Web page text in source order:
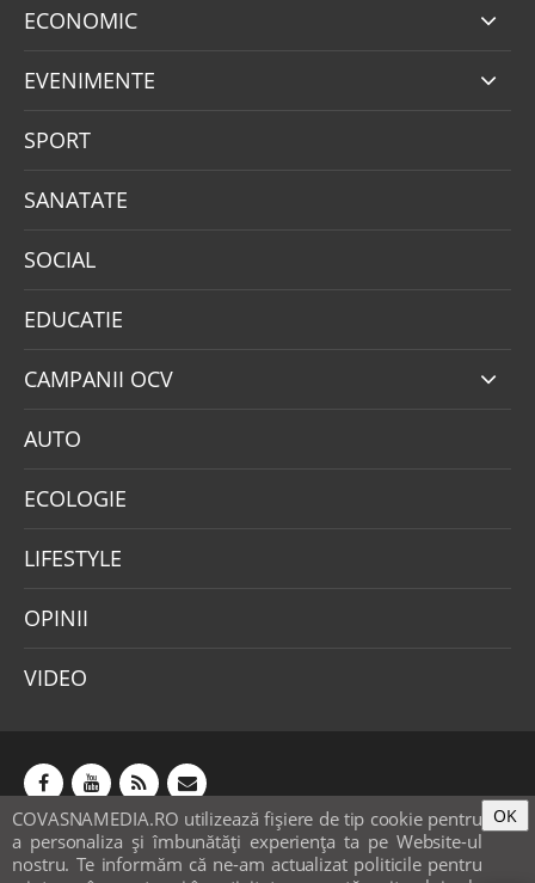
ECONOMIC
EVENIMENTE
SPORT
SANATATE
SOCIAL
EDUCATIE
CAMPANII OCV
AUTO
ECOLOGIE
LIFESTYLE
OPINII
VIDEO
COVASNAMEDIA.RO utilizează fişiere de tip cookie pentru
a personaliza și îmbunătăți experiența ta pe Website-ul
nostru. Te informăm că ne-am actualizat politicile pentru
OK
Abonamente Publicitate
Mica publicitate
Contact
Sondaje POLITICA COOKIE-URI & GDPR